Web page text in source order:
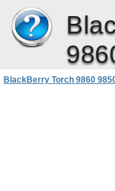
BlackBerry Torch 9860